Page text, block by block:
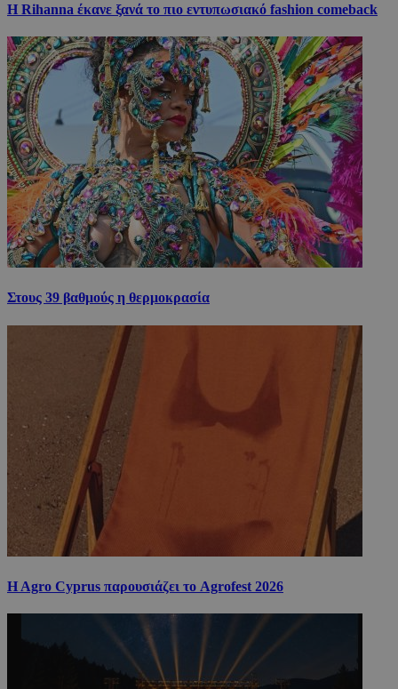
Η Rihanna έκανε ξανά το πιο εντυπωσιακό fashion comeback
Στους 39 βαθμούς η θερμοκρασία
H Agro Cyprus παρουσιάζει το Agrofest 2026